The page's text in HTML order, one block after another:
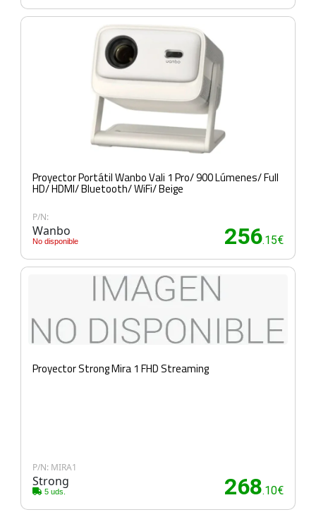
Proyector Portátil Wanbo Vali 1 Pro/ 900 Lúmenes/ Full
HD/ HDMI/ Bluetooth/ WiFi/ Beige
P/N:
Wanbo
No disponible 256.15€
Proyector Strong Mira 1 FHD Streaming
P/N: MIRA1
Strong
5 uds. 268.10€